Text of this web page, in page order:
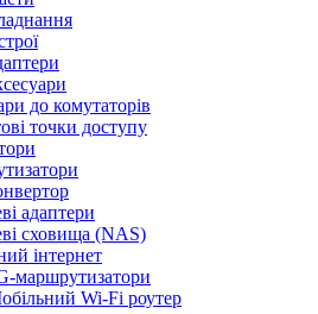
до комутаторів
точки доступу
адаптери
сховища (NAS)
інтернет
маршрутизатори
Wi-Fi роутер